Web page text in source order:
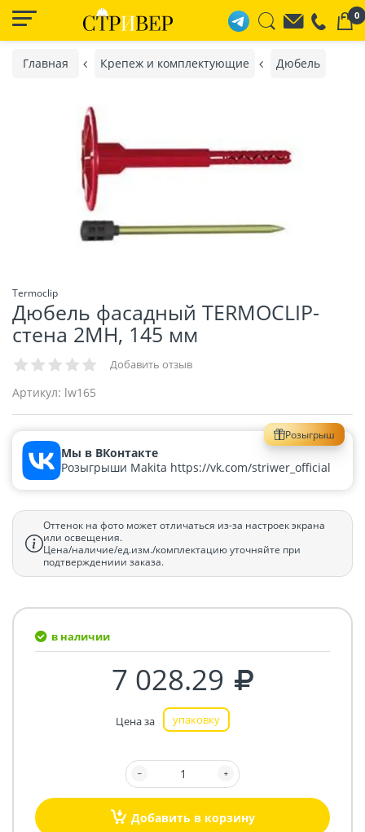
0
Главная Крепеж и комплектующие Дюбель
Termoclip
Дюбель фасадный TERMOCLIP-
стена 2MH, 145 мм
Добавить отзыв
Артикул: lw165
Розыгрыш
Мы в ВКонтакте
Розыгрыши Makita https://vk.com/striwer_official
Оттенок на фото может отличаться из-за настроек экрана
или освещения.
Цена/наличие/ед.изм./комплектацию уточняйте при
подтверждениии заказа.
в наличии
7 028.29
Цена за упаковку
Добавить в корзину